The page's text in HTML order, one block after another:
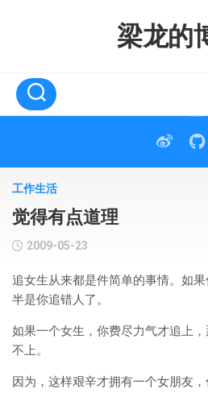
梁龙的
工作生活
觉得有点道理
2009-05-23
追女生从来都是件简单的事情。如
半是你追错人了。
如果一个女生，你费尽力气才追上
不上。
因为，这样艰辛才拥有一个女朋友